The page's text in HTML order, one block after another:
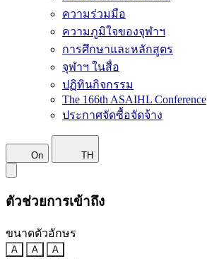
ความร่วมมือ
ความภูมิใจของจุฬาฯ
การศึกษาและหลักสูตร
จุฬาฯ ในสื่อ
ปฏิทินกิจกรรม
The 166th ASAIHL Conference
ประกาศจัดซื้อจัดจ้าง
On TH
ตัวช่วยการเข้าถึง
ขนาดตัวอักษร
A A A